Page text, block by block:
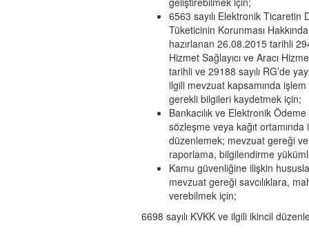
6563 sayılı Elektronik Ticaretin
Tüketicinin Korunması
hazırlanan 26.08.2015 tarihli
Hizmet Sağlayıcı ve Aracı
tarihli ve 29188 sayılı RG’de
ilgili mevzuat kapsamında
gerekli bilgileri kaydetmek için;
Bankacılık ve Elektronik
sözleşme veya kağıt
düzenlemek; mevzuat gereği
raporlama, bilgilendirme
Kamu güvenliğine ilişkin
mevzuat gereği savcılıklara,
verebilmek için;
6698 sayılı KVKK ve ilgili ikincil